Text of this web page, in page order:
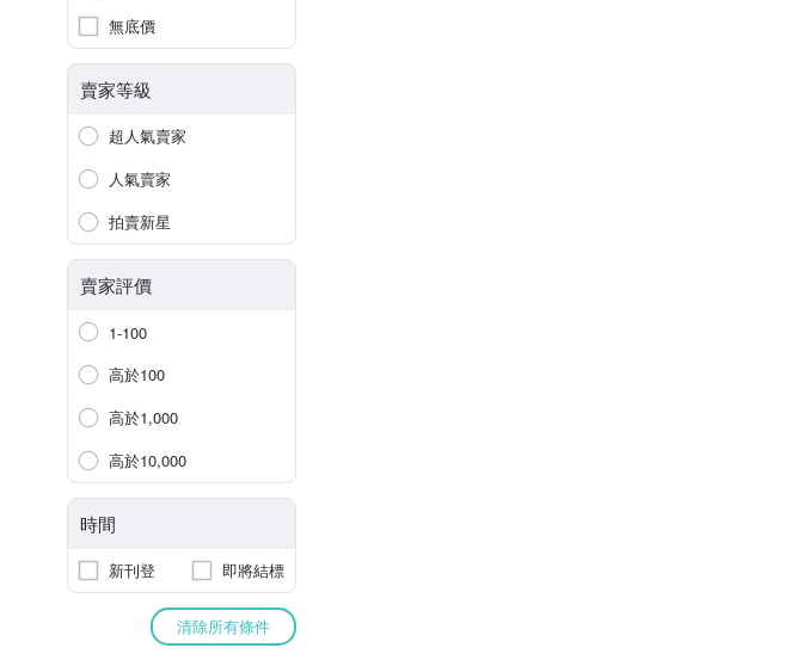
無底價
賣家等級
超人氣賣家
人氣賣家
拍賣新星
賣家評價
1-100
高於100
高於1,000
高於10,000
時間
新刊登 即將結標
清除所有條件